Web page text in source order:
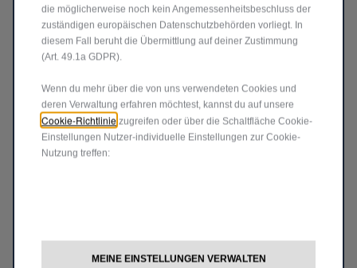
130 PS mit 60 PS
MOTOR ENTDECKEN
die möglicherweise noch kein Angemessenheitsbeschluss der
zuständigen europäischen Datenschutzbehörden vorliegt. In
diesem Fall beruht die Übermittlung auf deiner Zustimmung
(Art. 49.1a GDPR).
Wenn du mehr über die von uns verwendeten Cookies und
deren Verwaltung erfahren möchtest, kannst du auf unsere
Cookie-Richtlinie zugreifen oder über die Schaltfläche Cookie-
Einstellungen Nutzer-individuelle Einstellungen zur Cookie-
Nutzung treffen:
MEINE EINSTELLUNGEN VERWALTEN